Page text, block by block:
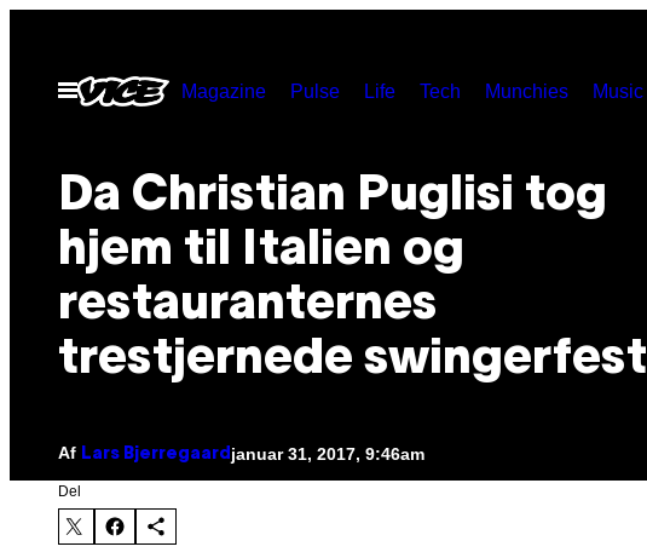
indhold
Åbn
Menu
Magazine Pulse Life Tech Munchies Music
Da Christian Puglisi tog
hjem til Italien og
restauranternes
trestjernede swingerfest
Af Lars Bjerregaard januar 31, 2017, 9:46am
Del